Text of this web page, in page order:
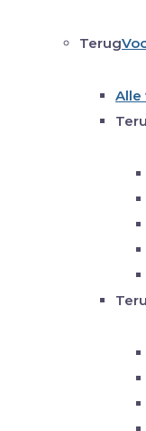
Terug
Alle